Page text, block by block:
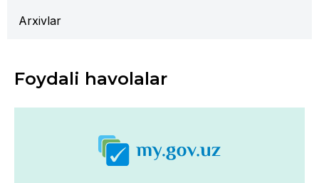
Arxivlar
Foydali havolalar